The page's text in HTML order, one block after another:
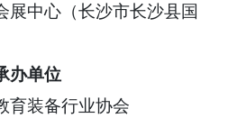
中心（长沙市长沙县国
办单位
装备行业协会